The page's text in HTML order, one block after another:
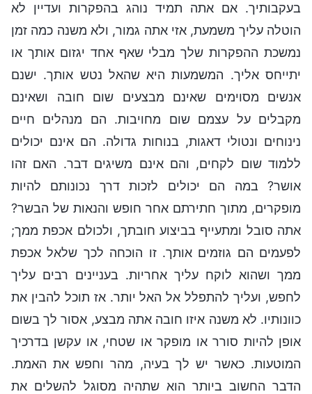
בעקבותיך. אם אתה תמיד נוהג בהפקרות ועדיין לא
הוטלה עליך משמעת, אזי אתה גמור, ולא משנה כמה זמן
נמשכת ההפקרות שלך מבלי שאף אחד יגזום אותך או
יתייחס אליך. המשמעות היא שהאל נטש אותך. ישנם
אנשים מסוימים שאינם מבצעים שום חובה ושאינם
מקבלים על עצמם שום מחויבות. הם מנהלים חיים
נינוחים ונטולי דאגות, בנוחות גדולה. הם אינם יכולים
ללמוד שום לקחים, והם אינם משיגים דבר. האם זהו
אושר? במה הם יכולים לזכות דרך נכונותם להיות
מופקרים, מתוך חתירתם אחר חופש והנאות של הבשר?
אתה סובל ומתעייף בביצוע חובתך, ולכולם אכפת ממך;
לפעמים הם גוזמים אותך. זו הוכחה לכך שלאל אכפת
ממך ושהוא לוקח עליך אחריות. בעניינים רבים עליך
לחפש, ועליך להתפלל אל האל יותר. אז תוכל להבין את
כוונותיו. לא משנה איזו חובה אתה מבצע, אסור לך בשום
אופן להיות סורר או מופקר או שטחי, או עקשן בדרכיך
המוטעות. כאשר יש לך בעיה, מהר וחפש את האמת.
הדבר החשוב ביותר הוא שתהיה מסוגל להשלים את